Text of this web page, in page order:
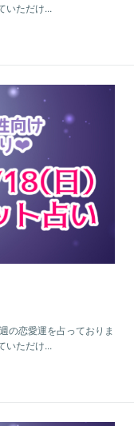
いただけ...
の恋愛運を占っておりま
いただけ...